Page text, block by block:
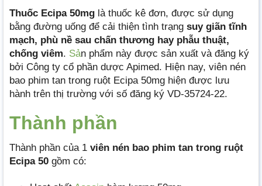
Thuốc Ecipa 50mg là thuốc kê đơn, được sử dụng
bằng đường uống để cải thiện tình trạng suy giãn tĩnh
mạch, phù nề sau chấn thương hay phẫu thuật,
chống viêm. Sản phẩm này được sản xuất và đăng ký
bởi Công ty cổ phần dược Apimed. Hiện nay, viên nén
bao phim tan trong ruột Ecipa 50mg hiện được lưu
hành trên thị trường với số đăng ký VD-35724-22.
Thành phần
Thành phần của 1 viên nén bao phim tan trong ruột
Ecipa 50 gồm có: